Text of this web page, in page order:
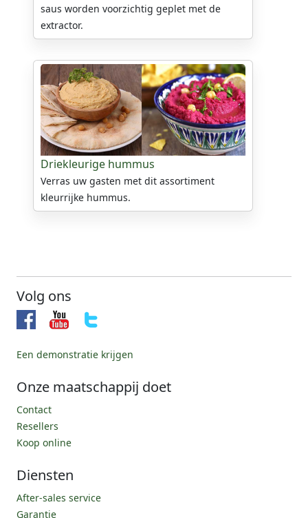
saus worden voorzichtig geplet met de
extractor.
Driekleurige hummus
Verras uw gasten met dit assortiment
kleurrijke hummus.
Volg ons
Een demonstratie krijgen
Onze maatschappij doet
Contact
Resellers
Koop online
Diensten
After-sales service
Garantie